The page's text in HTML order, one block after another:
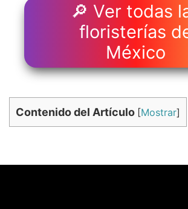
🔎 Ver todas
floristerías
México
Contenido del Artículo [Mostrar]